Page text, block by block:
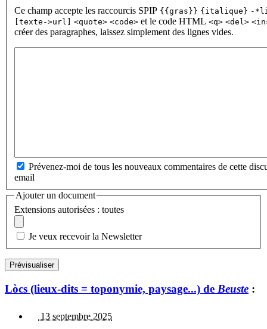
Ce champ accepte les raccourcis SPIP {{gras}} {italique} -
[texte->url]
<quote> <code> et le code HTML <q> <del>
créer des paragraphes, laissez simplement des lignes vides.
Prévenez-moi de tous les nouveaux commentaires de cette
email
Ajouter un document
Extensions autorisées : toutes
Je veux recevoir la Newsletter
Lòcs (lieux-dits = toponymie, paysage...) de Beuste :
13 septembre 2025